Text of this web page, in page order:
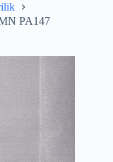
PA147